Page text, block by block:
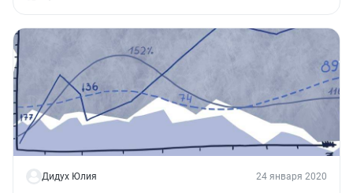
Дидух Юлия 24 января 2020